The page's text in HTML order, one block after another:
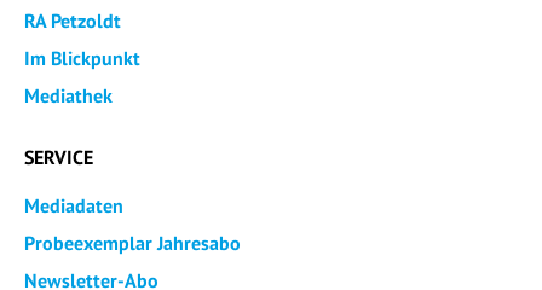
RA Petzoldt
Im Blickpunkt
Mediathek
SERVICE
Mediadaten
Probeexemplar Jahresabo
Newsletter-Abo